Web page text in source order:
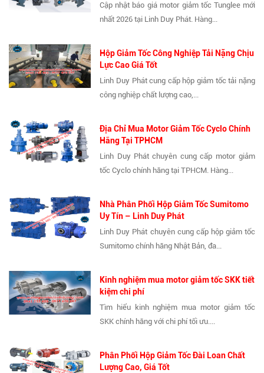
Cập nhật báo giá motor giảm tốc Tunglee mới
nhất 2026 tại Linh Duy Phát. Hàng...
Hộp Giảm Tốc Công Nghiệp Tải Nặng Chịu
Lực Cao Giá Tốt
Linh Duy Phát cung cấp hộp giảm tốc tải nặng
công nghiệp chất lượng cao,...
Địa Chỉ Mua Motor Giảm Tốc Cyclo Chính
Hãng Tại TPHCM
Linh Duy Phát chuyên cung cấp motor giảm
tốc Cyclo chính hãng tại TPHCM. Hàng...
Nhà Phân Phối Hộp Giảm Tốc Sumitomo
Uy Tín – Linh Duy Phát
Linh Duy Phát chuyên cung cấp hộp giảm tốc
Sumitomo chính hãng Nhật Bản, đa...
Kinh nghiệm mua motor giảm tốc SKK tiết
kiệm chi phí
Tìm hiểu kinh nghiệm mua motor giảm tốc
SKK chính hãng với chi phí tối ưu....
Phân Phối Hộp Giảm Tốc Đài Loan Chất
Lượng Cao, Giá Tốt